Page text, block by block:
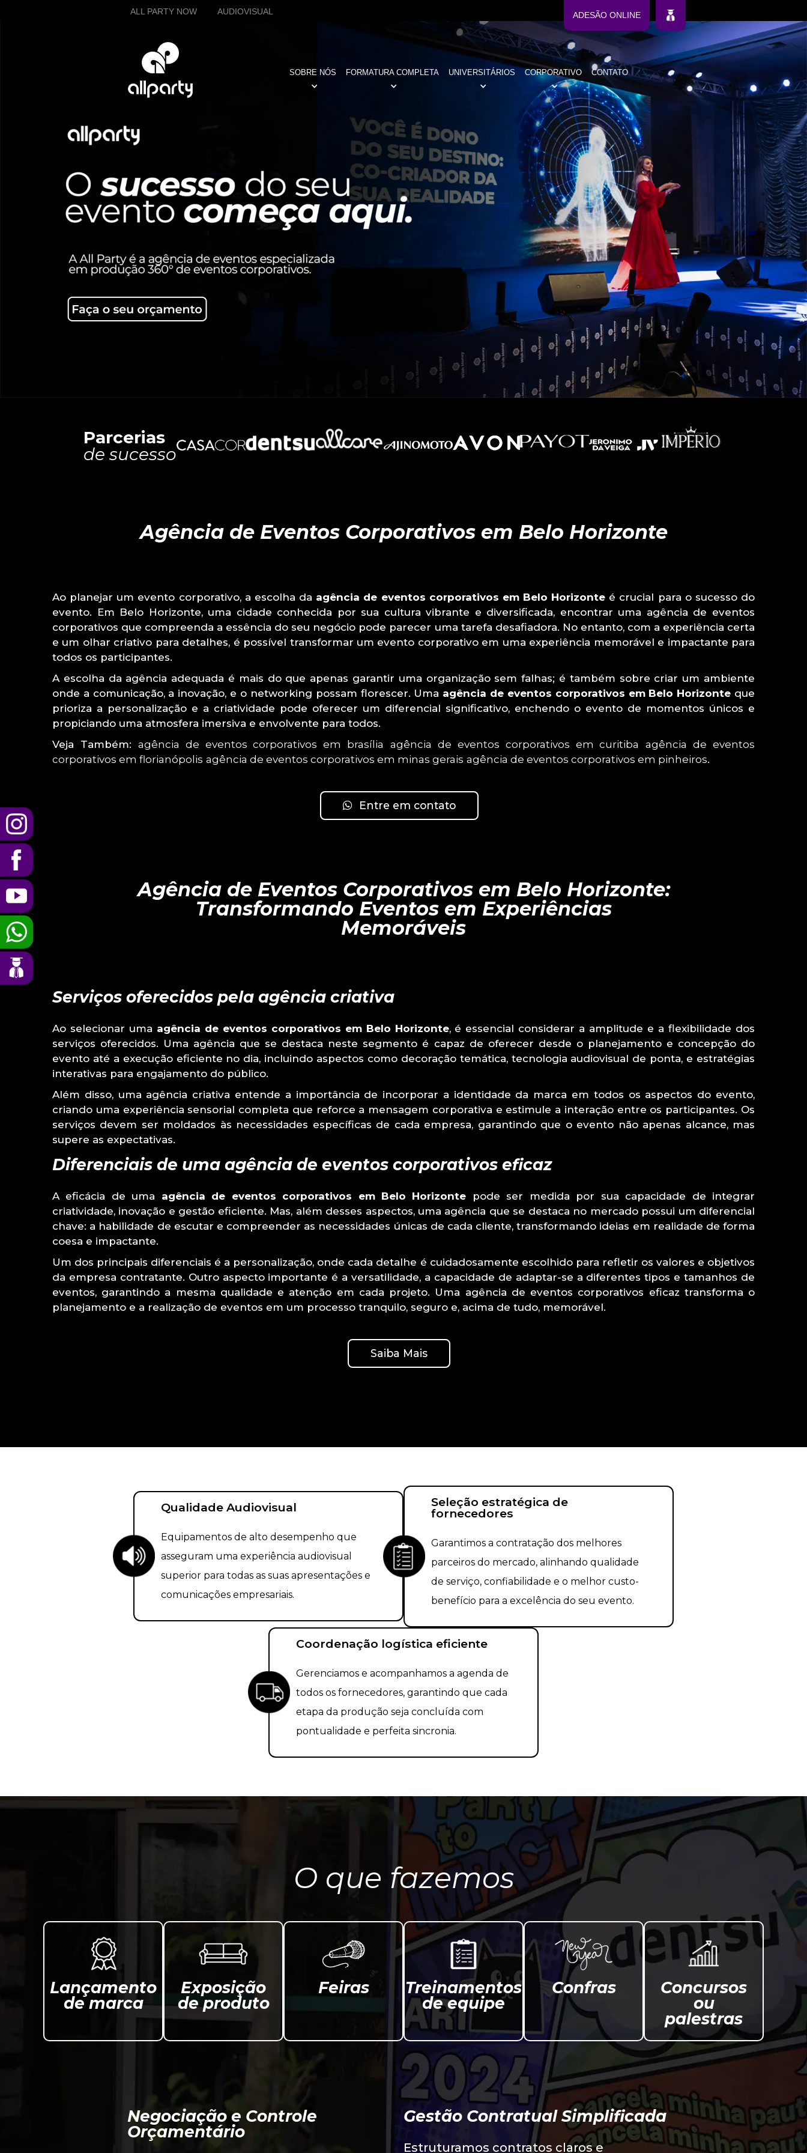
ALL PARTY NOW AUDIOVISUAL ADESÃO ONLINE
SOBRE NÓS FORMATURA COMPLETA UNIVERSITÁRIOS CORPORATIVO CONTATO
Parcerias
de sucesso
Agência de Eventos Corporativos em Belo Horizonte
Ao planejar um evento corporativo, a escolha da agência de eventos corporativos em Belo Horizonte é crucial para o sucesso do
evento. Em Belo Horizonte, uma cidade conhecida por sua cultura vibrante e diversificada, encontrar uma agência de eventos
corporativos que compreenda a essência do seu negócio pode parecer uma tarefa desafiadora. No entanto, com a experiência certa
e um olhar criativo para detalhes, é possível transformar um evento corporativo em uma experiência memorável e impactante para
todos os participantes.
A escolha da agência adequada é mais do que apenas garantir uma organização sem falhas; é também sobre criar um ambiente
onde a comunicação, a inovação, e o networking possam florescer. Uma agência de eventos corporativos em Belo Horizonte que
prioriza a personalização e a criatividade pode oferecer um diferencial significativo, enchendo o evento de momentos únicos e
propiciando uma atmosfera imersiva e envolvente para todos.
Veja Também: agência de eventos corporativos em brasília agência de eventos corporativos em curitiba
agência de eventos
corporativos em florianópolis agência de eventos corporativos em minas gerais agência de eventos corporativos em pinheiros.
Entre em contato
Agência de Eventos Corporativos em Belo Horizonte:
Transformando Eventos em Experiências
Memoráveis
Serviços oferecidos pela agência criativa
Ao selecionar uma agência de eventos corporativos em Belo Horizonte, é essencial considerar a amplitude e a flexibilidade dos
serviços oferecidos. Uma agência que se destaca neste segmento é capaz de oferecer desde o planejamento e concepção do
evento até a execução eficiente no dia, incluindo aspectos como decoração temática, tecnologia audiovisual de ponta, e estratégias
interativas para engajamento do público.
Além disso, uma agência criativa entende a importância de incorporar a identidade da marca em todos os aspectos do evento,
criando uma experiência sensorial completa que reforce a mensagem corporativa e estimule a interação entre os participantes. Os
serviços devem ser moldados às necessidades específicas de cada empresa, garantindo que o evento não apenas alcance, mas
supere as expectativas.
Diferenciais de uma agência de eventos corporativos eficaz
A eficácia de uma agência de eventos corporativos em Belo Horizonte pode ser medida por sua capacidade de integrar
criatividade, inovação e gestão eficiente. Mas, além desses aspectos, uma agência que se destaca no mercado possui um diferencial
chave: a habilidade de escutar e compreender as necessidades únicas de cada cliente, transformando ideias em realidade de forma
coesa e impactante.
Um dos principais diferenciais é a personalização, onde cada detalhe é cuidadosamente escolhido para refletir os valores e objetivos
da empresa contratante. Outro aspecto importante é a versatilidade, a capacidade de adaptar-se a diferentes tipos e tamanhos de
eventos, garantindo a mesma qualidade e atenção em cada projeto. Uma agência de eventos corporativos eficaz transforma o
planejamento e a realização de eventos em um processo tranquilo, seguro e, acima de tudo, memorável.
Saiba Mais
Qualidade Audiovisual
Equipamentos de alto desempenho que
asseguram uma experiência audiovisual
superior para todas as suas apresentações e
comunicações empresariais.
Seleção estratégica de
fornecedores
Garantimos a contratação dos melhores
parceiros do mercado, alinhando qualidade
de serviço, confiabilidade e o melhor custo-
benefício para a excelência do seu evento.
Coordenação logística eficiente
Gerenciamos e acompanhamos a agenda de
todos os fornecedores, garantindo que cada
etapa da produção seja concluída com
pontualidade e perfeita sincronia.
O que fazemos
Lançamento
de marca
Exposição
de produto
Feiras Treinamentos
de equipe
Confras Concursos
ou
palestras
Negociação e Controle
Orçamentário
Gestão Contratual Simplificada
Estruturamos contratos claros e